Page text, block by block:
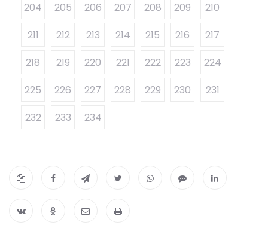
204
205 206 207 208 209
210
211
212 213 214 215 216
217
218
219 220 221 222 223
224
225
226 227 228 229 230
231
232
233 234